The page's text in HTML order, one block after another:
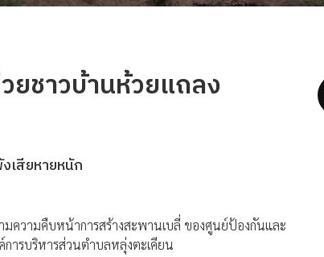
ยชาวบ้านห้วยแถลง
เสียหายหนัก
ความคืบหน้าการสร้างสะพานเบลี่ ของศูนย์ป้องกันและ
การบริหารส่วนตำบลหลุ่งตะเคียน